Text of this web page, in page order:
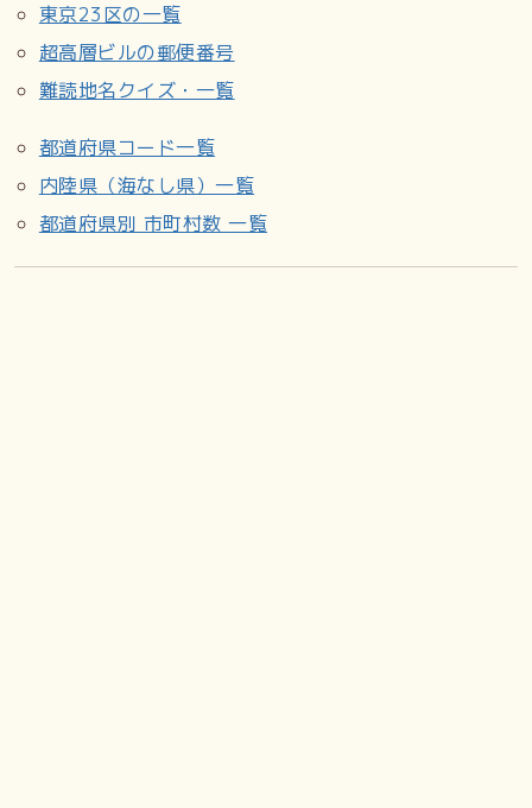
2023年6月6日閲覧。 “横浜市町区域要覧”
脚注
東京23区の一覧
超高層ビルの郵便番号
難読地名クイズ・一覧
都道府県コード一覧
内陸県（海なし県）一覧
都道府県別 市町村数 一覧